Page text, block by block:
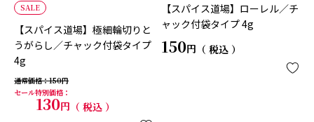
SALE
【スパイス道場】極細輪切りと
うがらし／チャック付袋タイプ
4g
通常価格
150
セール特別価格
130 税込
【スパイス道場】ローレル／チ
ャック付袋タイプ 4g
150 税込